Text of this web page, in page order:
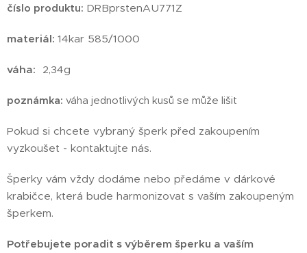
číslo produktu: DRBprstenAU771Z
materiál: 14kar 585/1000
váha: 2,34g
poznámka: váha jednotlivých kusů se může lišit
Pokud si chcete vybraný šperk před zakoupením
vyzkoušet - kontaktujte nás.
Šperky vám vždy dodáme nebo předáme v dárkové
krabičce, která bude harmonizovat s vaším zakoupeným
šperkem.
Potřebujete poradit s výběrem šperku a vaším